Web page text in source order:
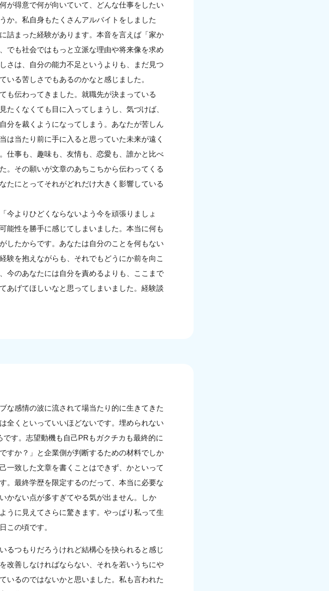
が得意で何が向いていて、どんな仕事をしたい
か。私自身もたくさんアルバイトをしました
詰まった経験があります。本音を言えば「家か
でも社会ではもっと立派な理由や将来像を求め
さは、自分の能力不足というよりも、まだ見つ
る苦しさでもあるのかなと感じました。
も伝わってきました。就職先が決まっている
たくなくても目に入ってしまうし、気づけば、
分を裁くようになってしまう。あなたが苦しん
は当たり前に手に入ると思っていた未来が遠く
仕事も、趣味も、友情も、恋愛も、誰かと比べ
。その願いが文章のあちこちから伝わってくる
たにとってそれがどれだけ大きく影響している
今よりひどくならないよう今を頑張りましょ
能性を勝手に感じてしまいました。本当に何も
したからです。あなたは自分のことを何もない
験を抱えながらも、それでもどうにか前を向こ
今のあなたには自分を責めるよりも、ここまで
あげてほしいなと思ってしまいました。経験談
な感情の波に流されて場当たり的に生きてきた
全くといっていいほどないです。埋められない
す。志望動機も自己PRもガクチカも最終的に
すか？」と企業側が判断するための材料でしか
一致した文章を書くことはできず、かといって
。最終学歴を限定するのだって、本当に必要な
かない点が多すぎてやる気が出ません。しか
うに見えてさらに驚きます。やっぱり私って生
この頃です。
るつもりだろうけれど結構心を抉られると感じ
改善しなければならない、それを若いうちにや
いるのではないかと思いました。私も言われた